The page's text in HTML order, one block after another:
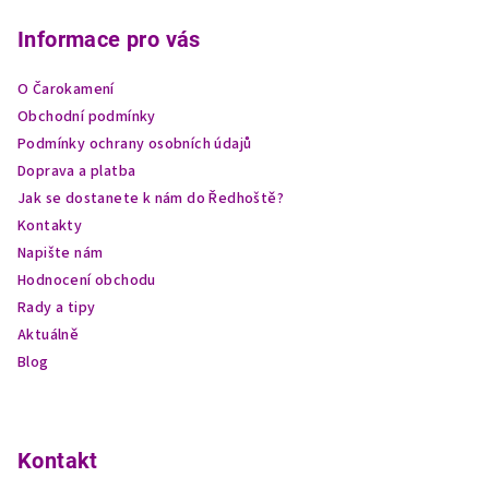
Informace pro vás
O Čarokamení
Obchodní podmínky
Podmínky ochrany osobních údajů
Doprava a platba
Jak se dostanete k nám do Ředhoště?
Kontakty
Napište nám
Hodnocení obchodu
Rady a tipy
Aktuálně
Blog
Kontakt